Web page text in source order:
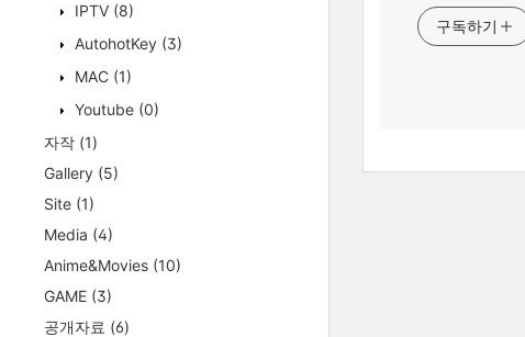
IPTV (8)
AutohotKey (3)
MAC (1)
Youtube (0)
자작 (1)
Gallery (5)
Site (1)
Media (4)
Anime&Movies (10)
GAME (3)
공개자료 (6)
구독하기